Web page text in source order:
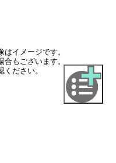
イメージです。
もございます。
ださい。